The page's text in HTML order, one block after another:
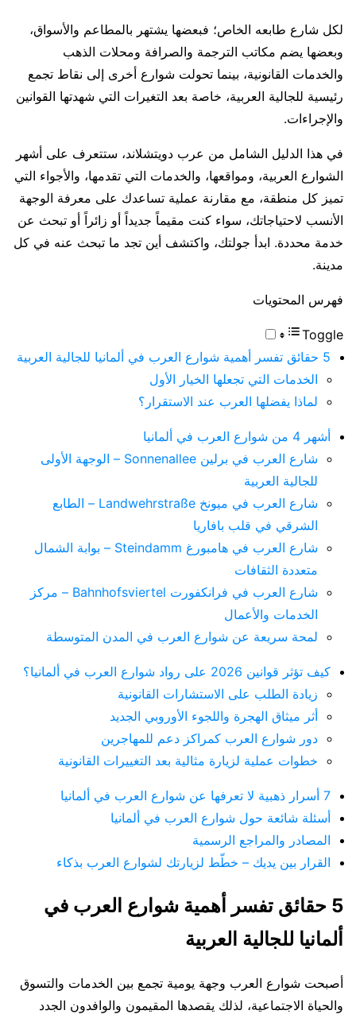
لكل شارع طابعه الخاص؛ فبعضها يشتهر بالمطاعم والأسواق،
وبعضها يضم مكاتب الترجمة والصرافة ومحلات الذهب
والخدمات القانونية، بينما تحولت شوارع أخرى إلى نقاط تجمع
رئيسية للجالية العربية، خاصة بعد التغيرات التي شهدتها القوانين
والإجراءات.
في هذا الدليل الشامل من عرب دويتشلاند، ستتعرف على أشهر
الشوارع العربية، ومواقعها، والخدمات التي تقدمها، والأجواء التي
تميز كل منطقة، مع مقارنة عملية تساعدك على معرفة الوجهة
الأنسب لاحتياجاتك، سواء كنت مقيماً جديداً أو زائراً أو تبحث عن
خدمة محددة. ابدأ جولتك، واكتشف أين تجد ما تبحث عنه في كل
مدينة.
فهرس المحتويات
Toggle
5 حقائق تفسر أهمية شوارع العرب في ألمانيا للجالية العربية
الخدمات التي تجعلها الخيار الأول
لماذا يفضلها العرب عند الاستقرار؟
أشهر 4 من شوارع العرب في ألمانيا
شارع العرب في برلين Sonnenallee – الوجهة الأولى
للجالية العربية
شارع العرب في ميونخ Landwehrstraße – الطابع
الشرقي في قلب بافاريا
شارع العرب في هامبورغ Steindamm – بوابة الشمال
متعددة الثقافات
شارع العرب في فرانكفورت Bahnhofsviertel – مركز
الخدمات والأعمال
لمحة سريعة عن شوارع العرب في المدن المتوسطة
كيف تؤثر قوانين 2026 على رواد شوارع العرب في ألمانيا؟
زيادة الطلب على الاستشارات القانونية
أثر ميثاق الهجرة واللجوء الأوروبي الجديد
دور شوارع العرب كمراكز دعم للمهاجرين
خطوات عملية لزيارة مثالية بعد التغييرات القانونية
7 أسرار ذهبية لا تعرفها عن شوارع العرب في ألمانيا
أسئلة شائعة حول شوارع العرب في ألمانيا
المصادر والمراجع الرسمية
القرار بين يديك – خطّط لزيارتك لشوارع العرب بذكاء
5 حقائق تفسر أهمية شوارع العرب في
ألمانيا للجالية العربية
أصبحت شوارع العرب وجهة يومية تجمع بين الخدمات والتسوق
والحياة الاجتماعية، لذلك يقصدها المقيمون والوافدون الجدد